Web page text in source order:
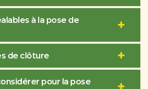
à la pose de
de clôture
pour la pose